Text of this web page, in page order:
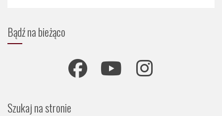
Bądź na bieżąco
Szukaj na stronie